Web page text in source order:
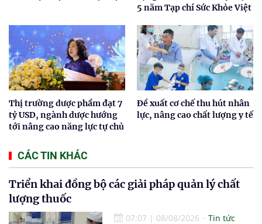
5 năm Tạp chí Sức Khỏe Việt
Thị trường dược phẩm đạt 7
tỷ USD, ngành dược hướng
tới nâng cao năng lực tự chủ
Đề xuất cơ chế thu hút nhân
lực, nâng cao chất lượng y tế
CÁC TIN KHÁC
Triển khai đồng bộ các giải pháp quản lý chất
lượng thuốc
07:07 | 08/08/2026
Tin tức